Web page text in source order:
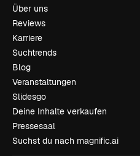
Über uns
Reviews
Karriere
Suchtrends
Blog
Veranstaltungen
Slidesgo
Deine Inhalte verkaufen
Pressesaal
Suchst du nach magnific.ai